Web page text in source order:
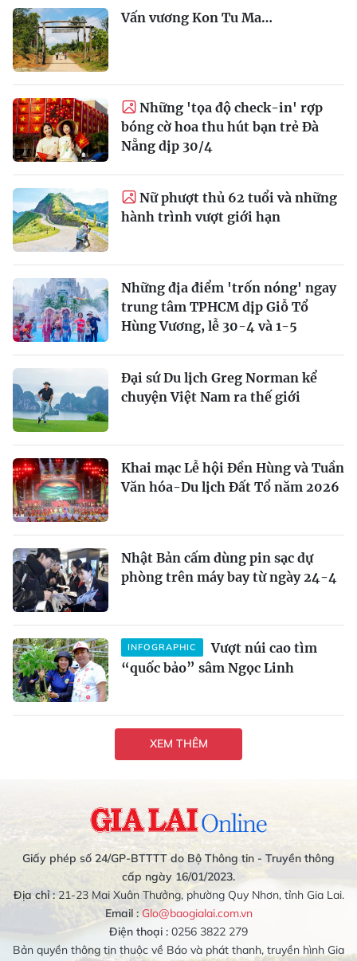
Vấn vương Kon Tu Ma…
Những 'tọa độ check-in' rợp
bóng cờ hoa thu hút bạn trẻ Đà
Nẵng dịp 30/4
Nữ phượt thủ 62 tuổi và những
hành trình vượt giới hạn
Những địa điểm 'trốn nóng' ngay
trung tâm TPHCM dịp Giỗ Tổ
Hùng Vương, lễ 30-4 và 1-5
Đại sứ Du lịch Greg Norman kể
chuyện Việt Nam ra thế giới
Khai mạc Lễ hội Đền Hùng và Tuần
Văn hóa-Du lịch Đất Tổ năm 2026
Nhật Bản cấm dùng pin sạc dự
phòng trên máy bay từ ngày 24-4
INFOGRAPHIC
Vượt núi cao tìm
“quốc bảo” sâm Ngọc Linh
XEM THÊM
Giấy phép số 24/GP-BTTTT do Bộ Thông tin - Truyền thông
cấp ngày 16/01/2023.
Địa chỉ :21-23 Mai Xuân Thưởng, phường Quy Nhơn, tỉnh Gia Lai.
Email : Glo@baogialai.com.vn
Điện thoại : 0256 3822 279
Bản quyền thông tin thuộc về Báo và phát thanh, truyền hình Gia